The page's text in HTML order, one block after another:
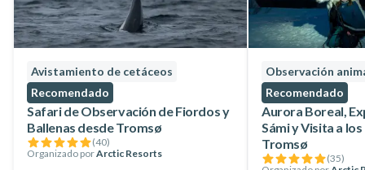
Avistamiento de cetáceos
Recomendado
Safari de Observación de Fiordos y
Ballenas desde Tromsø
(40)
Organizado porArctic Resorts
Observación
Recomendado
Aurora Boreal,
Sámi y Visita a
Tromsø
(35)